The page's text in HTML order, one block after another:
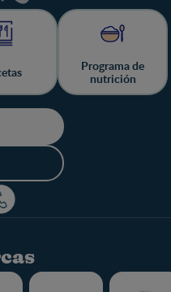
Programa de
nutrición